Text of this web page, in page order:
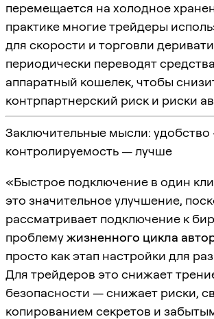
перемещается на холодное
практике многие трейдеры
для скорости и торговли
периодически переводят
аппаратный кошелек, чтобы
контрпартнерский риск и риски
Заключительные мысли:
контролируемость — лучше
«Быстрое подключение в один
это значительное улучшение,
рассматривает подключение к
проблемужизненного цикла
просто как этап настройки для
Для трейдеров это снижает
безопасности — снижает риски,
копированием секретов и